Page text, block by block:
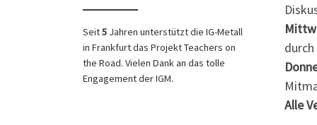
Alle
Seit5 Jahren unterstützt die IG-Metall
in Frankfurt das Projekt Teachers on
the Road. Vielen Dank an das tolle
Engagement der IGM.